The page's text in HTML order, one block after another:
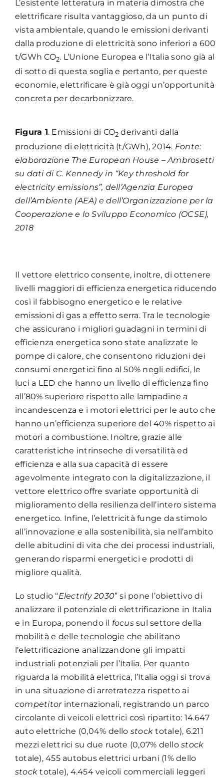
L’esistente letteratura in materia dimostra che
elettrificare risulta vantaggioso, da un punto di
vista ambientale, quando le emissioni derivanti
dalla produzione di elettricità sono inferiori a 600
t/GWh CO2. L’Unione Europea e l’Italia sono già al
di sotto di questa soglia e pertanto, per queste
economie, elettrificare è già oggi un’opportunità
concreta per decarbonizzare.
Figura 1. Emissioni di CO2 derivanti dalla
produzione di elettricità (t/GWh), 2014. Fonte:
elaborazione The European House – Ambrosetti
su dati di C. Kennedy in “Key threshold for
electricity emissions”, dell’Agenzia Europea
dell’Ambiente (AEA) e dell’Organizzazione per la
Cooperazione e lo Sviluppo Economico (OCSE),
2018
Il vettore elettrico consente, inoltre, di ottenere
livelli maggiori di efficienza energetica riducendo
così il fabbisogno energetico e le relative
emissioni di gas a effetto serra. Tra le tecnologie
che assicurano i migliori guadagni in termini di
efficienza energetica sono state analizzate le
pompe di calore, che consentono riduzioni dei
consumi energetici fino al 50% negli edifici, le
luci a LED che hanno un livello di efficienza fino
all’80% superiore rispetto alle lampadine a
incandescenza e i motori elettrici per le auto che
hanno un’efficienza superiore del 40% rispetto ai
motori a combustione. Inoltre, grazie alle
caratteristiche intrinseche di versatilità ed
efficienza e alla sua capacità di essere
agevolmente integrato con la digitalizzazione, il
vettore elettrico offre svariate opportunità di
miglioramento della resilienza dell’intero sistema
energetico. Infine, l’elettricità funge da stimolo
all’innovazione e alla sostenibilità, sia nell’ambito
delle abitudini di vita che dei processi industriali,
generando risparmi energetici e prodotti di
migliore qualità.
Lo studio “Electrify 2030” si pone l’obiettivo di
analizzare il potenziale di elettrificazione in Italia
e in Europa, ponendo il focussul settore della
mobilità e delle tecnologie che abilitano
l’elettrificazione analizzandone gli impatti
industriali potenziali per l’Italia. Per quanto
riguarda la mobilità elettrica, l’Italia oggi si trova
in una situazione di arretratezza rispetto ai
competitorinternazionali, registrando un parco
circolante di veicoli elettrici così ripartito: 14.647
auto elettriche (0,04% dello stock totale), 6.211
mezzi elettrici su due ruote (0,07% dellostock
totale), 455 autobus elettrici urbani (1% dello
stock totale), 4.454 veicoli commerciali leggeri